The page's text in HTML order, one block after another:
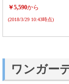
￥5,590から
(2018/3/29 10:43時点)
ワンガー